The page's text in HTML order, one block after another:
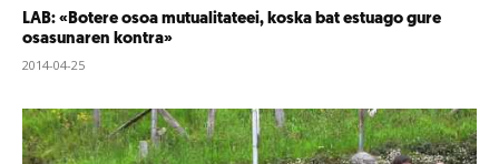
LAB: «Botere osoa mutualitateei, koska bat estuago gure
osasunaren kontra»
2014-04-25